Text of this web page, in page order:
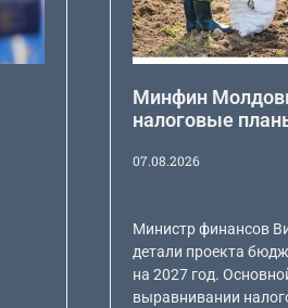
Минфин
налоговые
07.08.2026
Министр финансов
детали проекта
на 2027 год.
выравнивании